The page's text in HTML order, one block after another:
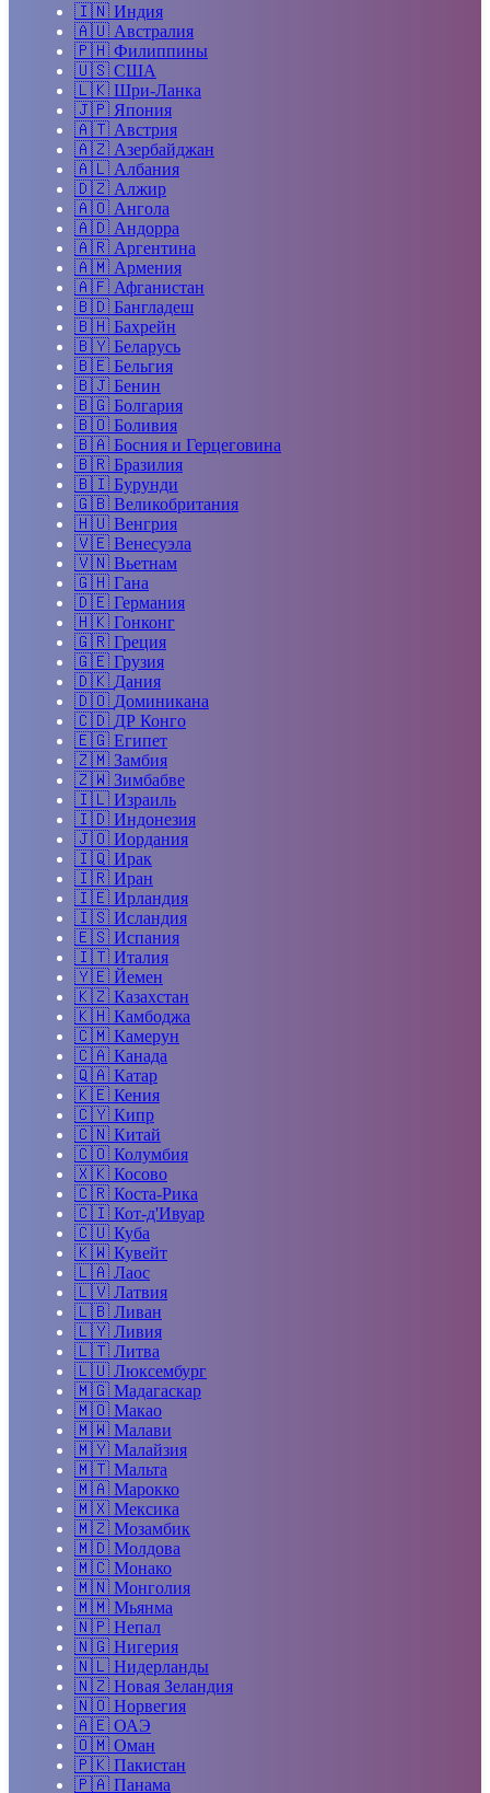
🇮🇳 Индия
🇦🇺 Австралия
🇵🇭 Филиппины
🇺🇸 США
🇱🇰 Шри-Ланка
🇯🇵 Япония
🇦🇹 Австрия
🇦🇿 Азербайджан
🇦🇱 Албания
🇩🇿 Алжир
🇦🇴 Ангола
🇦🇩 Андорра
🇦🇷 Аргентина
🇦🇲 Армения
🇦🇫 Афганистан
🇧🇩 Бангладеш
🇧🇭 Бахрейн
🇧🇾 Беларусь
🇧🇪 Бельгия
🇧🇯 Бенин
🇧🇬 Болгария
🇧🇴 Боливия
🇧🇦 Босния и Герцеговина
🇧🇷 Бразилия
🇧🇮 Бурунди
🇬🇧 Великобритания
🇭🇺 Венгрия
🇻🇪 Венесуэла
🇻🇳 Вьетнам
🇬🇭 Гана
🇩🇪 Германия
🇭🇰 Гонконг
🇬🇷 Греция
🇬🇪 Грузия
🇩🇰 Дания
🇩🇴 Доминикана
🇨🇩 ДР Конго
🇪🇬 Египет
🇿🇲 Замбия
🇿🇼 Зимбабве
🇮🇱 Израиль
🇮🇩 Индонезия
🇯🇴 Иордания
🇮🇶 Ирак
🇮🇷 Иран
🇮🇪 Ирландия
🇮🇸 Исландия
🇪🇸 Испания
🇮🇹 Италия
🇾🇪 Йемен
🇰🇿 Казахстан
🇰🇭 Камбоджа
🇨🇲 Камерун
🇨🇦 Канада
🇶🇦 Катар
🇰🇪 Кения
🇨🇾 Кипр
🇨🇳 Китай
🇨🇴 Колумбия
🇽🇰 Косово
🇨🇷 Коста-Рика
🇨🇮 Кот-д'Ивуар
🇨🇺 Куба
🇰🇼 Кувейт
🇱🇦 Лаос
🇱🇻 Латвия
🇱🇧 Ливан
🇱🇾 Ливия
🇱🇹 Литва
🇱🇺 Люксембург
🇲🇬 Мадагаскар
🇲🇴 Макао
🇲🇼 Малави
🇲🇾 Малайзия
🇲🇹 Мальта
🇲🇦 Марокко
🇲🇽 Мексика
🇲🇿 Мозамбик
🇲🇩 Молдова
🇲🇨 Монако
🇲🇳 Монголия
🇲🇲 Мьянма
🇳🇵 Непал
🇳🇬 Нигерия
🇳🇱 Нидерланды
🇳🇿 Новая Зеландия
🇳🇴 Норвегия
🇦🇪 ОАЭ
🇴🇲 Оман
🇵🇰 Пакистан
🇵🇦 Панама